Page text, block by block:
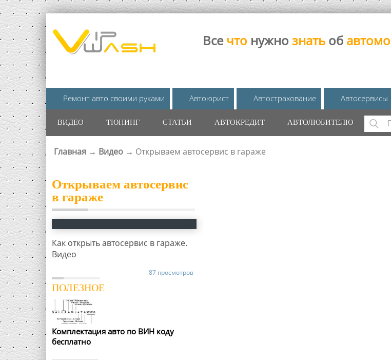
Все что нужно знать об
Ремонт авто своими руками Автоюрист Автострахование Автосервисы
ВИДЕО ТЮНИНГ СТАТЬИ АВТОКРЕДИТ АВТОЛЮБИТЕЛЮ
ВЫ ЗДЕСЬ
Главная → Видео → Открываем автосервис в гараже
Открываем автосервис
в гараже
Как открыть автосервис в гараже.
Видео
87 просмотров
ПОЛЕЗНОЕ
Комплектация авто по ВИН коду
бесплатно